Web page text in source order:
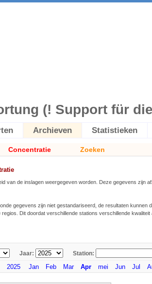
(! Support für
Archieven Statistieken
Concentratie Zoeken
van de inslagen weergegeven worden. Deze gegevens zijn
gegevens zijn niet gestandariseerd, de resultaten kunnen
Dit doordat verschillende stations verschillende
Jaar: Station:
2025 Jan Feb Mar Apr mei Jun Jul